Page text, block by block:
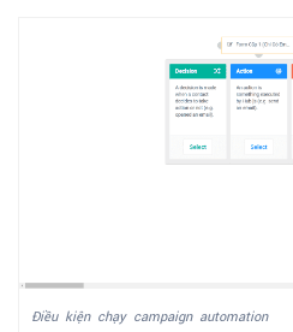
Điều kiện chạy campaign automation